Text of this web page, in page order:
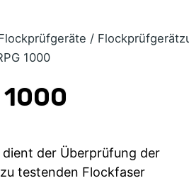
/
1000
1000
dient der Überprüfung der
testenden Flockfaser